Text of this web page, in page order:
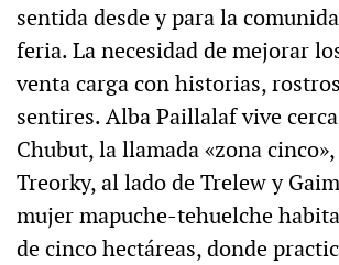
sentida desde y para la
feria. La necesidad de mejorar
venta carga con historias,
sentires. Alba Paillalaf vive
Chubut, la llamada «zona cinco»,
Treorky, al lado de Trelew y
mujer mapuche-tehuelche
de cinco hectáreas, donde